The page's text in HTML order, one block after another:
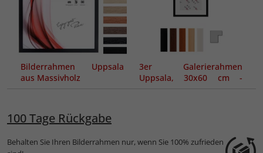
Bilderrahmen Uppsala
aus Massivholz
3er Galerierahmen
Uppsala, 30x60 cm -
100 Tage Rückgabe
Behalten Sie Ihren Bilderrahmen nur, wenn Sie 100% zufrieden